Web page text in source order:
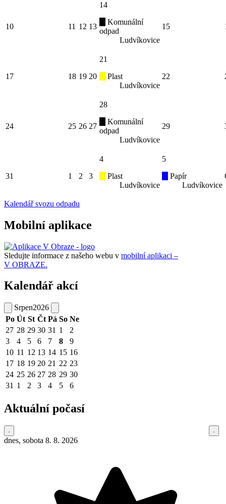
10 11 12 13
14
Komunální
odpad
Ludvíkovice
15
17 18 19 20
21
Plast
Ludvíkovice
22
24 25 26 27
28
Komunální
odpad
Ludvíkovice
29
31 1 2 3
4
Plast
Ludvíkovice
5
Papír
Ludvíkovice
Kalendář svozu odpadu
Mobilní aplikace
Sledujte informace z našeho webu v mobilní aplikaci –
V OBRAZE.
Kalendář akcí
Srpen2026
Po Út St Čt Pá So Ne
27 28 29 30 31 1
2
3
4 5 6 7 8
9
10 11 12 13 14 15 16
17 18 19 20 21 22 23
24 25 26 27 28 29 30
31 1 2 3 4 5 6
Aktuální počasí
dnes, sobota 8. 8. 2026